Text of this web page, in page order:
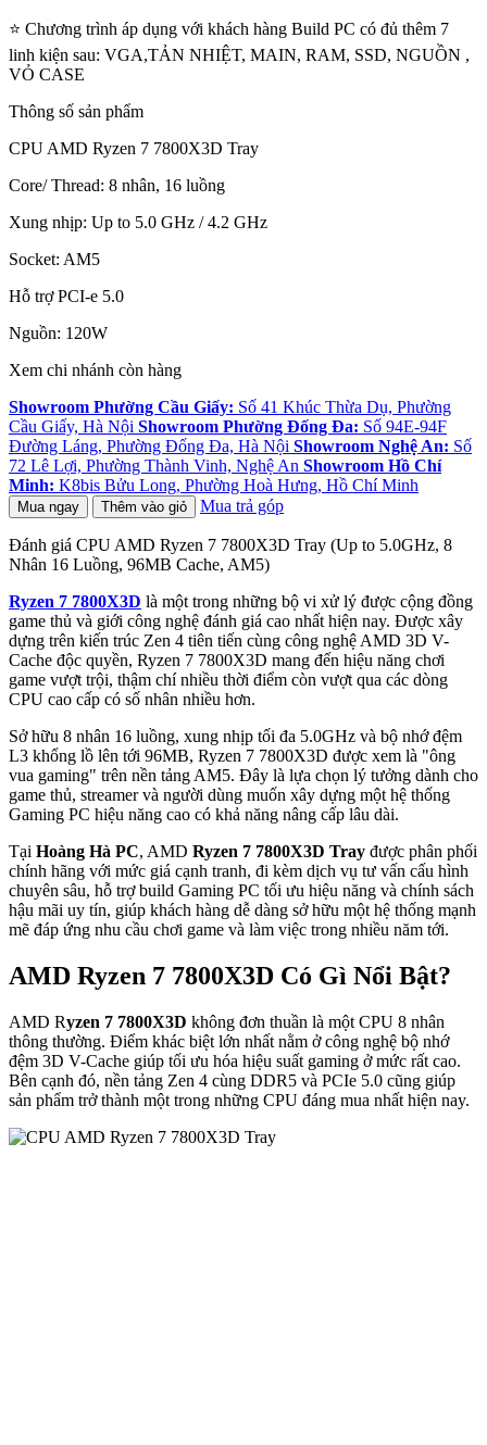
⭐ Chương trình áp dụng với khách hàng Build PC có đủ thêm 7
linh kiện sau: VGA,TẢN NHIỆT, MAIN, RAM, SSD, NGUỒN ,
VỎ CASE
Thông số sản phẩm
CPU AMD Ryzen 7 7800X3D Tray
Core/ Thread: 8 nhân, 16 luồng
Xung nhịp: Up to 5.0 GHz / 4.2 GHz
Socket: AM5
Hỗ trợ PCI-e 5.0
Nguồn: 120W
Xem chi nhánh còn hàng
Showroom Phường Cầu Giấy: Số 41 Khúc Thừa Dụ, Phường
Cầu Giấy, Hà Nội Showroom Phường Đống Đa: Số 94E-94F
Đường Láng, Phường Đống Đa, Hà Nội Showroom Nghệ An: Số
72 Lê Lợi, Phường Thành Vinh, Nghệ An Showroom Hồ Chí
Minh: K8bis Bửu Long, Phường Hoà Hưng, Hồ Chí Minh
Mua ngay Thêm vào giỏ Mua trả góp
Đánh giá CPU AMD Ryzen 7 7800X3D Tray (Up to 5.0GHz, 8
Nhân 16 Luồng, 96MB Cache, AM5)
Ryzen 7 7800X3D là một trong những bộ vi xử lý được cộng đồng
game thủ và giới công nghệ đánh giá cao nhất hiện nay. Được xây
dựng trên kiến trúc Zen 4 tiên tiến cùng công nghệ AMD 3D V-
Cache độc quyền, Ryzen 7 7800X3D mang đến hiệu năng chơi
game vượt trội, thậm chí nhiều thời điểm còn vượt qua các dòng
CPU cao cấp có số nhân nhiều hơn.
Sở hữu 8 nhân 16 luồng, xung nhịp tối đa 5.0GHz và bộ nhớ đệm
L3 khổng lồ lên tới 96MB, Ryzen 7 7800X3D được xem là "ông
vua gaming" trên nền tảng AM5. Đây là lựa chọn lý tưởng dành cho
game thủ, streamer và người dùng muốn xây dựng một hệ thống
Gaming PC hiệu năng cao có khả năng nâng cấp lâu dài.
Tại Hoàng Hà PC, AMD Ryzen 7 7800X3D Tray được phân phối
chính hãng với mức giá cạnh tranh, đi kèm dịch vụ tư vấn cấu hình
chuyên sâu, hỗ trợ build Gaming PC tối ưu hiệu năng và chính sách
hậu mãi uy tín, giúp khách hàng dễ dàng sở hữu một hệ thống mạnh
mẽ đáp ứng nhu cầu chơi game và làm việc trong nhiều năm tới.
AMD Ryzen 7 7800X3D Có Gì Nổi Bật?
AMD Ryzen 7 7800X3D không đơn thuần là một CPU 8 nhân
thông thường. Điểm khác biệt lớn nhất nằm ở công nghệ bộ nhớ
đệm 3D V-Cache giúp tối ưu hóa hiệu suất gaming ở mức rất cao.
Bên cạnh đó, nền tảng Zen 4 cùng DDR5 và PCIe 5.0 cũng giúp
sản phẩm trở thành một trong những CPU đáng mua nhất hiện nay.